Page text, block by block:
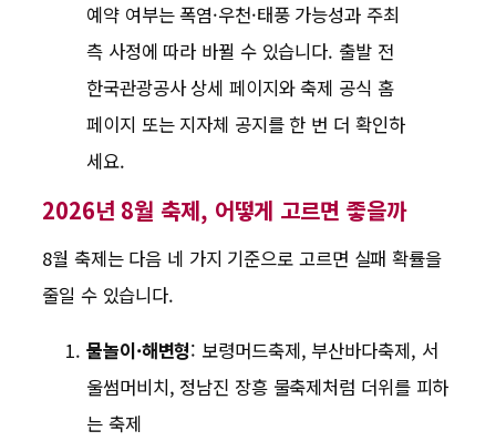
예약 여부는 폭염·우천·태풍 가능성과 주최
측 사정에 따라 바뀔 수 있습니다. 출발 전
한국관광공사 상세 페이지와 축제 공식 홈
페이지 또는 지자체 공지를 한 번 더 확인하
세요.
2026년 8월 축제, 어떻게 고르면 좋을까
8월 축제는 다음 네 가지 기준으로 고르면 실패 확률을
줄일 수 있습니다.
물놀이·해변형: 보령머드축제, 부산바다축제, 서
울썸머비치, 정남진 장흥 물축제처럼 더위를 피하
는 축제